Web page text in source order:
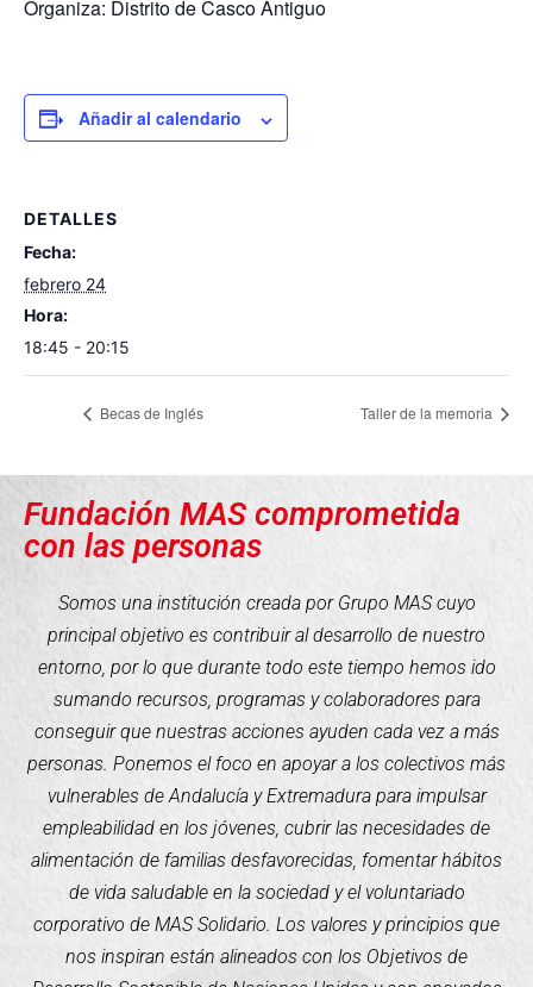
Organiza: Distrito de Casco Antiguo
Añadir al calendario
DETALLES
Fecha:
febrero 24
Hora:
18:45 - 20:15
Becas de Inglés Taller de la memoria
Fundación MAS comprometida
con las personas
Somos una institución creada por Grupo MAS cuyo
principal objetivo es contribuir al desarrollo de nuestro
entorno, por lo que durante todo este tiempo hemos ido
sumando recursos, programas y colaboradores para
conseguir que nuestras acciones ayuden cada vez a más
personas. Ponemos el foco en apoyar a los colectivos más
vulnerables de Andalucía y Extremadura para impulsar
empleabilidad en los jóvenes, cubrir las necesidades de
alimentación de familias desfavorecidas, fomentar hábitos
de vida saludable en la sociedad y el voluntariado
corporativo de MAS Solidario. Los valores y principios que
nos inspiran están alineados con los Objetivos de